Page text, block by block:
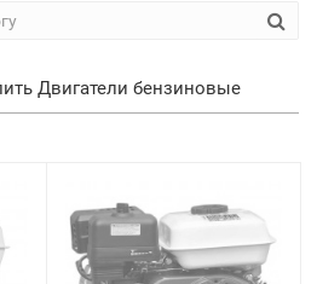
Двигатели бензиновые